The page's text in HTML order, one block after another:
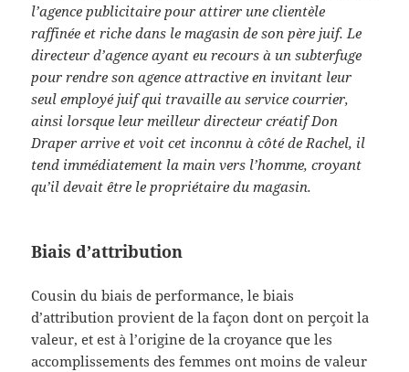
l’agence publicitaire pour attirer une clientèle
raffinée et riche dans le magasin de son père juif. Le
directeur d’agence ayant eu recours à un subterfuge
pour rendre son agence attractive en invitant leur
seul employé juif qui travaille au service courrier,
ainsi lorsque leur meilleur directeur créatif Don
Draper arrive et voit cet inconnu à côté de Rachel, il
tend immédiatement la main vers l’homme, croyant
qu’il devait être le propriétaire du magasin.
Biais d’attribution
Cousin du biais de performance, le biais
d’attribution provient de la façon dont on perçoit la
valeur, et est à l’origine de la croyance que les
accomplissements des femmes ont moins de valeur